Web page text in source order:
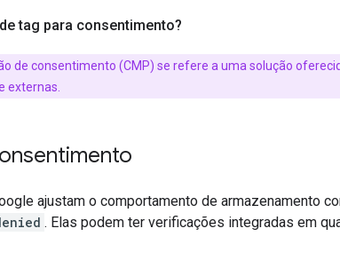
tag para consentimento?
de consentimento (CMP) se refere a uma solução
externas.
ajustam o comportamento de armazenamento
. Elas podem ter verificações integradas em